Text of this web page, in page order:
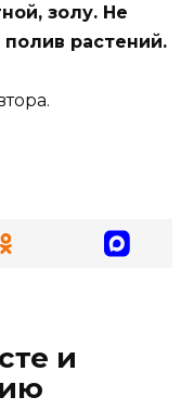
золу. Не
растений.
и